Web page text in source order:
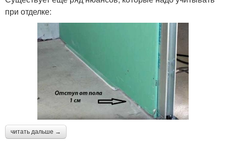
при отделке:
читать дальше →